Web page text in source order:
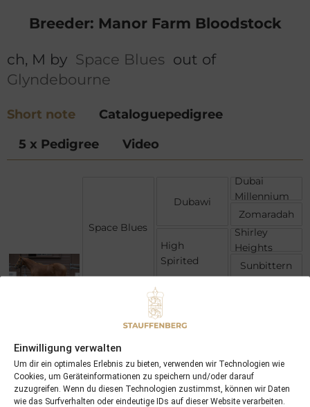
Einwilligung verwalten
Um dir ein optimales Erlebnis zu bieten, verwenden wir Technologien wie
Cookies, um Geräteinformationen zu speichern und/oder darauf
zuzugreifen. Wenn du diesen Technologien zustimmst, können wir Daten
wie das Surfverhalten oder eindeutige IDs auf dieser Website verarbeiten.
Breeder: Manor Farm Bloodstock
ch, M by Space Blues out of
Glyndebourne
Short note
Cataloguepedigree
5 x Pedigree
Video
Space Blues
Glyndebourne
Dubawi
High
Spirited
Dubai
Millennium
Zomaradah
Shirley
Heights
Sunbittern
Val De Grace